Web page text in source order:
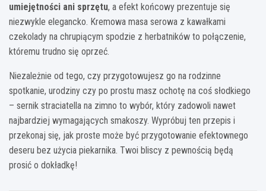
umiejętności ani sprzętu, a efekt końcowy prezentuje się
niezwykle elegancko. Kremowa masa serowa z kawałkami
czekolady na chrupiącym spodzie z herbatników to połączenie,
któremu trudno się oprzeć.
Niezależnie od tego, czy przygotowujesz go na rodzinne
spotkanie, urodziny czy po prostu masz ochotę na coś słodkiego
– sernik straciatella na zimno to wybór, który zadowoli nawet
najbardziej wymagających smakoszy. Wypróbuj ten przepis i
przekonaj się, jak proste może być przygotowanie efektownego
deseru bez użycia piekarnika. Twoi bliscy z pewnością będą
prosić o dokładkę!